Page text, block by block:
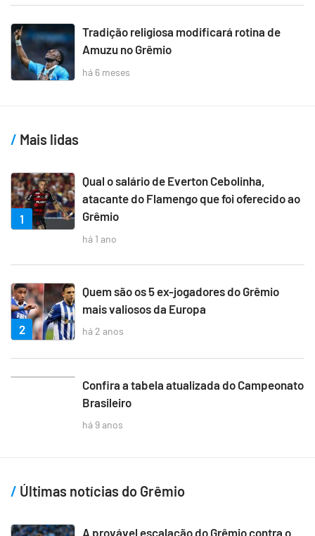
Tradição religiosa modificará rotina de
Amuzu no Grêmio
há 6 meses
Mais lidas
1
Qual o salário de Everton Cebolinha,
atacante do Flamengo que foi oferecido ao
Grêmio
há 1 ano
2
Quem são os 5 ex-jogadores do Grêmio
mais valiosos da Europa
há 2 anos
Confira a tabela atualizada do Campeonato
Brasileiro
há 9 anos
Últimas notícias do Grêmio
A provável escalação do Grêmio contra o